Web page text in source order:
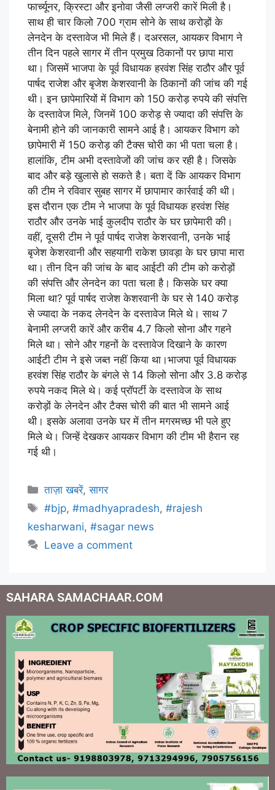
फार्च्यूनर, क्रिस्टा और इनोवा जैसी लग्जरी कारें मिली है।
साथ ही चार किलो 700 ग्राम सोने के साथ करोड़ों के
लेनदेन के दस्तावेज भी मिले हैं। दअरसल, आयकर विभाग ने
तीन दिन पहले सागर में तीन प्रमुख ठिकानों पर छापा मारा
था। जिसमें भाजपा के पूर्व विधायक हरवंश सिंह राठौर और पूर्व
पार्षद राजेश और बृजेश केशरवानी के ठिकानों की जांच की गई
थी। इन छापेमारियों में विभाग को 150 करोड़ रुपये की संपत्ति
के दस्तावेज मिले, जिनमें 100 करोड़ से ज्यादा की संपत्ति के
बेनामी होने की जानकारी सामने आई है। आयकर विभाग को
छापेमारी में 150 करोड़ की टैक्स चोरी का भी पता चला है।
हालांकि, टीम अभी दस्तावेजों की जांच कर रही है। जिसके
बाद और बड़े खुलासे हो सकते है। बता दें कि आयकर विभाग
की टीम ने रविवार सुबह सागर में छापामार कार्रवाई की थी।
इस दौरान एक टीम ने भाजपा के पूर्व विधायक हरवंश सिंह
राठौर और उनके भाई कुलदीप राठौर के घर छापेमारी की।
वहीं, दूसरी टीम ने पूर्व पार्षद राजेश केशरवानी, उनके भाई
बृजेश केशरवानी और सहयागी राकेश छावड़ा के घर छापा मारा
था। तीन दिन की जांच के बाद आईटी की टीम को करोड़ों
की संपत्ति और लेनदेन का पता चला है। किसके घर क्या
मिला था? पूर्व पार्षद राजेश केशरवानी के घर से 140 करोड़
से ज्यादा के नकद लेनदेन के दस्तावेज मिले थे। साथ 7
बेनामी लग्जरी कारें और करीब 4.7 किलो सोना और गहने
मिले था। सोने और गहनों के दस्तावेज दिखाने के कारण
आईटी टीम ने इसे जब्त नहीं किया था।भाजपा पूर्व विधायक
हरवंश सिंह राठौर के बंगले से 14 किलो सोना और 3.8 करोड़
रुपये नकद मिले थे। कई प्रॉपर्टी के दस्तावेज के साथ
करोड़ों के लेनदेन और टैक्स चोरी की बात भी सामने आई
थी। इसके अलावा उनके घर में तीन मगरमच्छ भी पले हुए
मिले थे। जिन्हें देखकर आयकर विभाग की टीम भी हैरान रह
गई थी।
ताज़ा खबरें,सागर
#bjp,#madhyapradesh,#rajesh
kesharwani, #sagar news
Leave a comment
SAHARA SAMACHAAR.COM